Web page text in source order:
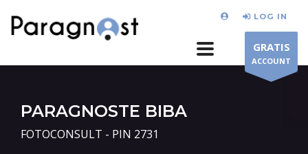
LOG IN
GRATIS
ACCOUNT
PARAGNOSTE BIBA
FOTOCONSULT - PIN 2731